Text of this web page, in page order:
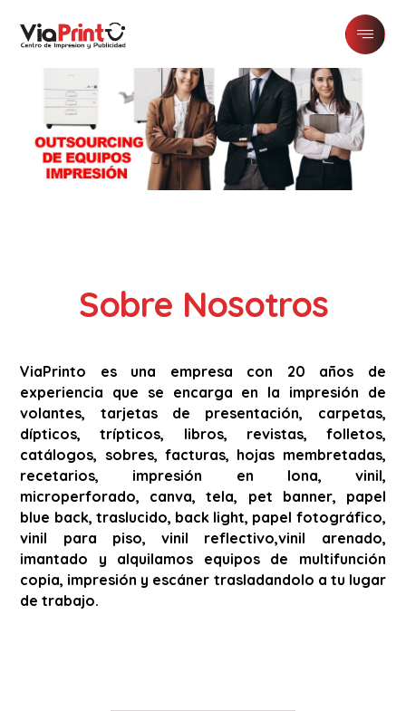
Sobre Nosotros
ViaPrinto es una empresa con 20 años de
experiencia que se encarga en la impresión de
volantes, tarjetas de presentación, carpetas,
dípticos, trípticos, libros, revistas, folletos,
catálogos, sobres, facturas, hojas membretadas,
recetarios, impresión en lona, vinil,
microperforado, canva, tela, pet banner, papel
blue back, traslucido, back light, papel fotográfico,
vinil para piso, vinil reflectivo,vinil arenado,
imantado y alquilamos equipos de multifunción
copia, impresión y escáner trasladandolo a tu lugar
de trabajo.